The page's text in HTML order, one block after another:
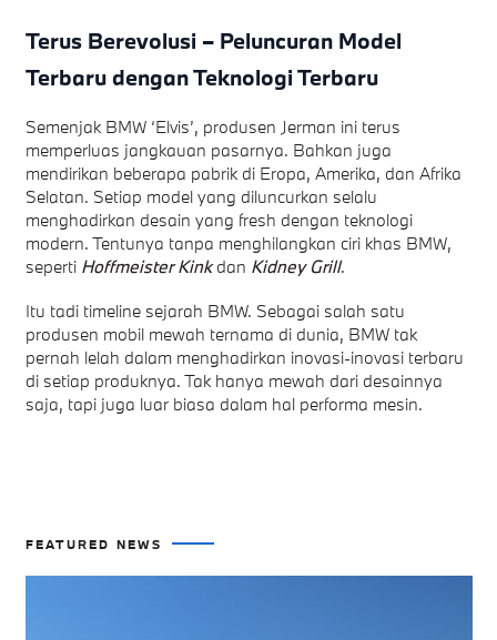
Terus Berevolusi – Peluncuran Model
Terbaru dengan Teknologi Terbaru
Semenjak BMW ‘Elvis’, produsen Jerman ini terus
memperluas jangkauan pasarnya. Bahkan juga
mendirikan beberapa pabrik di Eropa, Amerika, dan Afrika
Selatan. Setiap model yang diluncurkan selalu
menghadirkan desain yang fresh dengan teknologi
modern. Tentunya tanpa menghilangkan ciri khas BMW,
seperti Hoffmeister Kinkdan Kidney Grill.
Itu tadi timeline sejarah BMW. Sebagai salah satu
produsen mobil mewah ternama di dunia, BMW tak
pernah lelah dalam menghadirkan inovasi-inovasi terbaru
di setiap produknya. Tak hanya mewah dari desainnya
saja, tapi juga luar biasa dalam hal performa mesin.
FEATURED NEWS